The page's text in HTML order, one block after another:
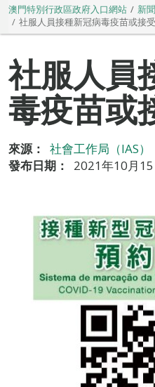
澳門特別行政區政府入口網站
新聞
社服人員接種新冠病毒疫苗或接
社服人員
毒疫苗或
來源：
社會工作局（IAS）
發布日期：
2021年10月